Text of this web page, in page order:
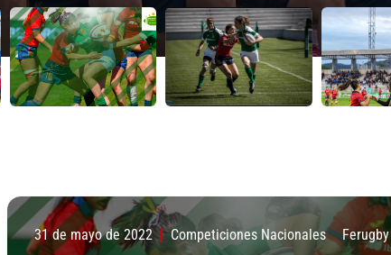
31 de mayo de 2022 Competiciones Nacionales Ferugby